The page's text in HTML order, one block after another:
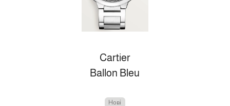
Cartier
Ballon Bleu
Нові